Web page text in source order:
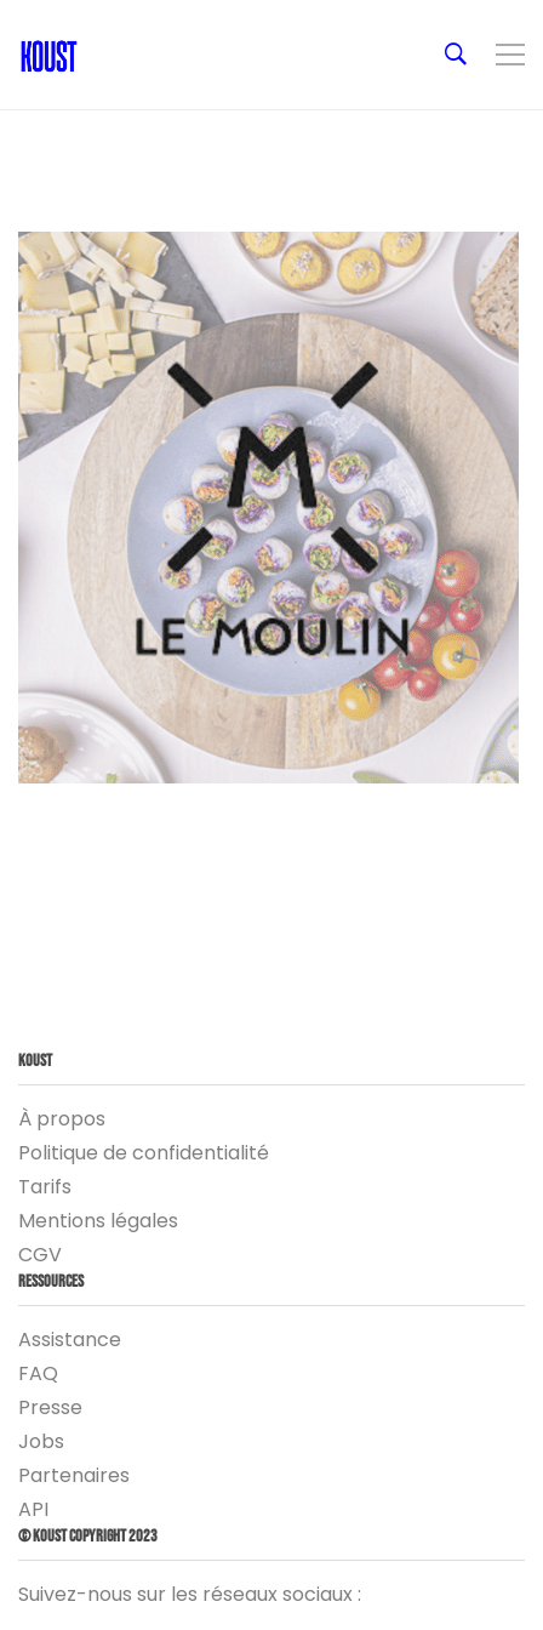
Koust
À propos
Politique de confidentialité
Tarifs
Mentions légales
CGV
Ressources
Assistance
FAQ
Presse
Jobs
Partenaires
API
© Koust Copyright 2023
Suivez-nous sur les réseaux sociaux :